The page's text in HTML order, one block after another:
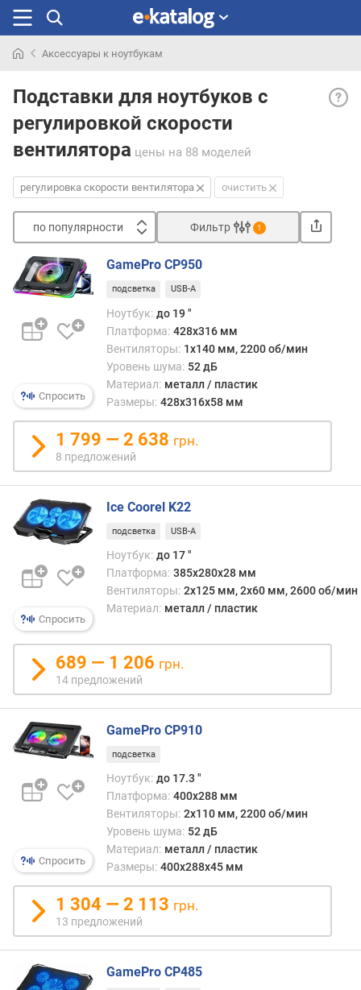
раньше
Аксессуары к ноутбукам
Подставки для ноутбуков с
регулировкой скорости
вентилятора цены на 88 моделей
в
задач
регулировка скорости вентилятора очистить
по популярности
п
о
о
п
я
р
о
и
о
д
е
е
в
ы
х
к
д
р
о
и
м
д
о
р
о
г
и
х
к
Фильтр 1
Спросить
GamePro CP950
подсветка USB-A
Ноутбук: до 19 "
Платформа: 428х316 мм
Вентиляторы: 1х140 мм, 2200 об/мин
Уровень шума: 52 дБ
Материал: металл / пластик
Размеры: 428х316х58 мм
1 799 — 2 638 грн.
8 предложений
Спросить
Ice Coorel K22
подсветка USB-A
Ноутбук: до 17 "
Платформа: 385x280x28 мм
Вентиляторы: 2x125 мм, 2x60 мм, 2600 об/мин
Материал: металл / пластик
689 — 1 206 грн.
14 предложений
Спросить
GamePro CP910
подсветка
Ноутбук: до 17.3 "
Платформа: 400х288 мм
Вентиляторы: 2х110 мм, 2200 об/мин
Уровень шума: 52 дБ
Материал: металл / пластик
Размеры: 400х288х45 мм
1 304 — 2 113 грн.
13 предложений
GamePro CP485